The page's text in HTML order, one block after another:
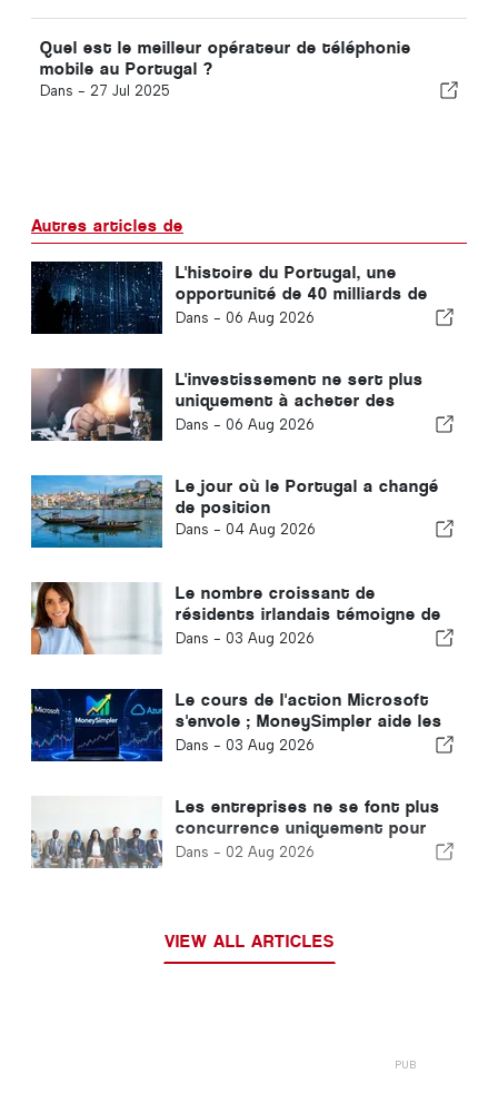
Quel est le meilleur opérateur de téléphonie
mobile au Portugal ?
Dans - 27 Jul 2025
Autres articles de
L'histoire du Portugal, une
opportunité de 40 milliards de
dollars que la plupart des
Dans - 06 Aug 2026
L'investissement ne sert plus
uniquement à acheter des
usines : il permet d'acquérir des
Dans - 06 Aug 2026
Le jour où le Portugal a changé
de position
Dans - 04 Aug 2026
Le nombre croissant de
résidents irlandais témoigne de
la transformation de l'Algarve en
Dans - 03 Aug 2026
Le cours de l'action Microsoft
s'envole ; MoneySimpler aide les
investisseurs à générer des
Dans - 03 Aug 2026
Les entreprises ne se font plus
concurrence uniquement pour
attirer des clients : elles se
Dans - 02 Aug 2026
VIEW ALL ARTICLES